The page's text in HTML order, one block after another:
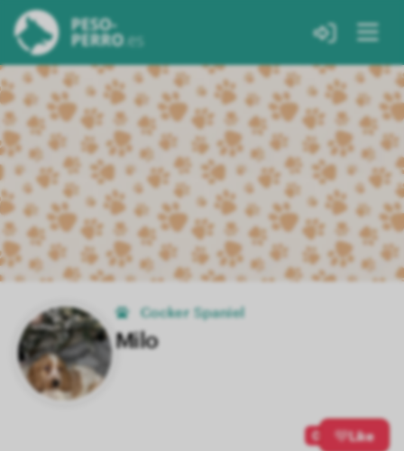
Cocker Spaniel
Milo
0 Like